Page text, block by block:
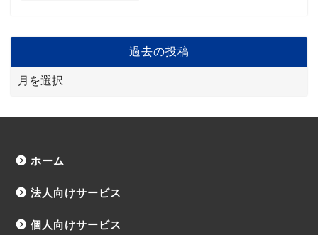
過去の投稿
ホーム
法人向けサービス
個人向けサービス